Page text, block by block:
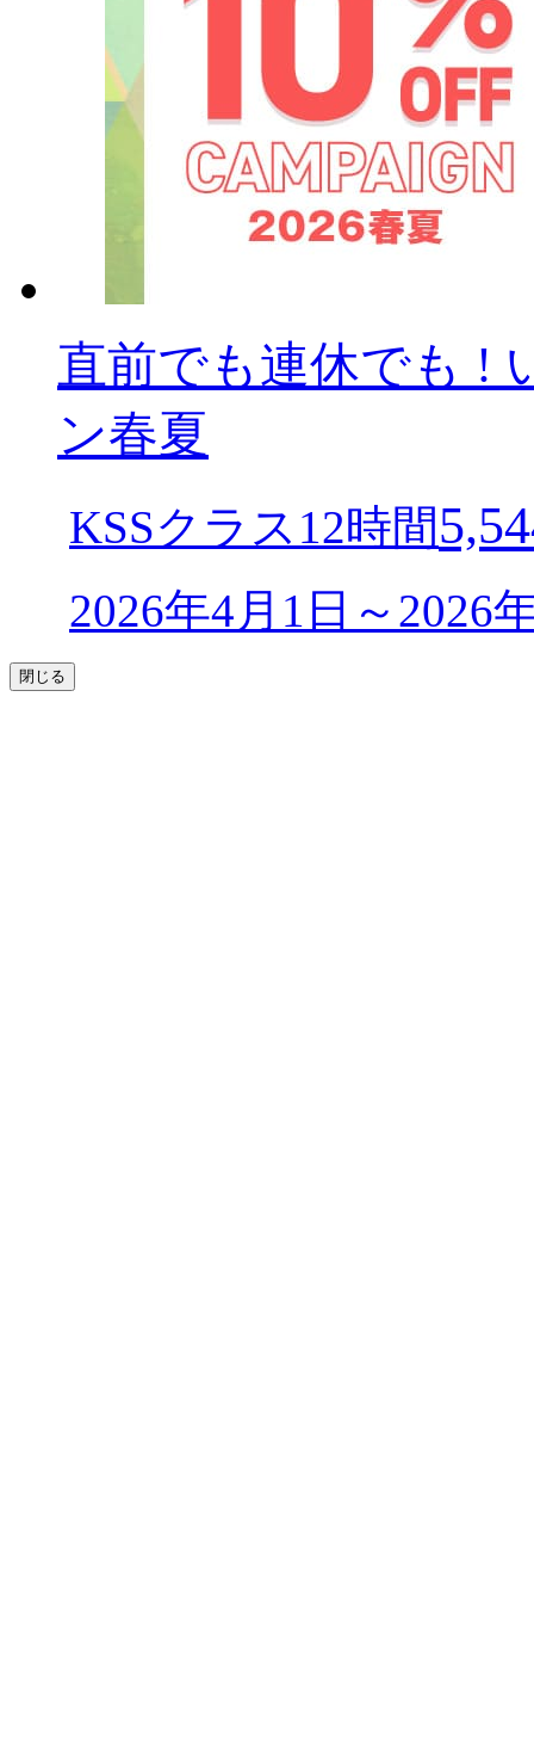
直前でも連休でも !
ン春夏
KSSクラス12時間
2026年4月1日～2026
閉じる